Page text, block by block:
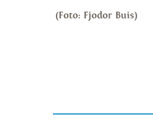
(Foto: Fjodor Buis)